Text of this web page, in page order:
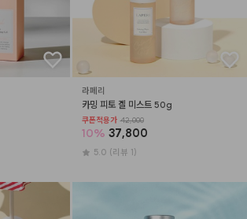
라페리
카밍 피토 겔 미스트 50g
쿠폰적용가 42,000
10% 37,800
5.0 (리뷰 1)